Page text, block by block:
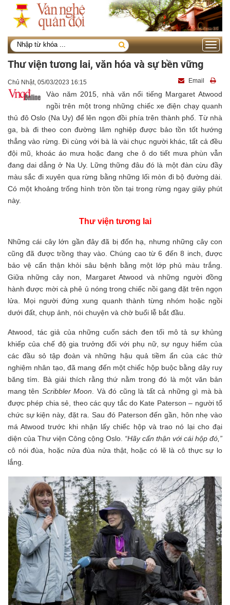
Toggle
Thư viện tương lai, văn hóa và sự bền vững
Chủ Nhật, 05/03/2023 16:15 Email
Vào năm 2015, nhà văn nổi tiếng Margaret Atwood
ngồi trên một trong những chiếc xe điện chạy quanh
thủ đô Oslo (Na Uy) để lên ngọn đồi phía trên thành phố. Từ nhà
ga, bà đi theo con đường lâm nghiệp được bảo tồn tốt hướng
thẳng vào rừng. Đi cùng với bà là vài chục người khác, tất cả đều
đội mũ, khoác áo mưa hoặc đang che ô do tiết mưa phùn vẫn
đang dai dẳng ở Na Uy. Lững thững đâu đó là một đàn cừu đầy
màu sắc đi xuyên qua rừng bằng những lối mòn đi bộ đường dài.
Có một khoảng trống hình tròn tồn tại trong rừng ngay giây phút
này.
Thư viện tương lai
Những cái cây lớn gần đây đã bị đốn hạ, nhưng những cây con
cũng đã được trồng thay vào. Chúng cao từ 6 đến 8 inch, được
bảo vệ cẩn thận khỏi sâu bệnh bằng một lớp phủ màu trắng.
Giữa những cây non, Margaret Atwood và những người đồng
hành được mời cà phê ủ nóng trong chiếc nồi gang đặt trên ngọn
lửa. Mọi người đứng xung quanh thành từng nhóm hoặc ngồi
dưới đất, chụp ảnh, nói chuyện và chờ buổi lễ bắt đầu.
Atwood, tác giả của những cuốn sách đen tối mô tả sự khủng
khiếp của chế độ gia trưởng đối với phụ nữ, sự nguy hiểm của
các đầu sỏ tập đoàn và những hậu quả tiềm ẩn của các thử
nghiệm nhân tạo, đã mang đến một chiếc hộp buộc bằng dây ruy
băng tím. Bà giải thích rằng thứ nằm trong đó là một văn bản
mang tên Scribbler Moon. Và đó cũng là tất cả những gì mà bà
được phép chia sẻ, theo các quy tắc do Kate Paterson – người tổ
chức sự kiện này, đặt ra. Sau đó Paterson đến gần, hôn nhẹ vào
má Atwood trước khi nhận lấy chiếc hộp và trao nó lại cho đại
diện của Thư viện Công cộng Oslo. “Hãy cẩn thận với cái hộp đó,”
cô nói đùa, hoặc nửa đùa nửa thật, hoặc có lẽ là cô thực sự lo
lắng.